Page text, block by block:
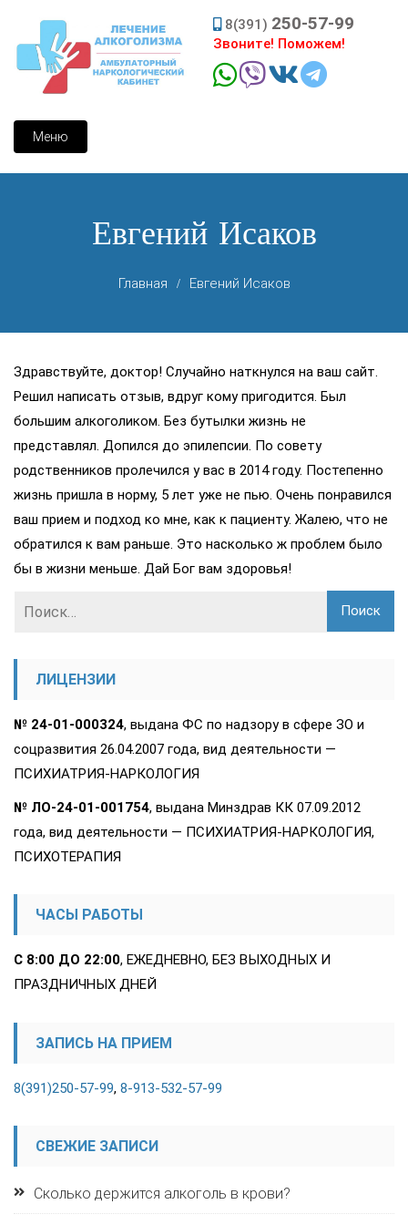
content
Меню
8(391) 250-57-99
Звоните! Поможем!
Евгений Исаков
Главная Евгений Исаков
Здравствуйте, доктор! Случайно наткнулся на ваш сайт.
Решил написать отзыв, вдруг кому пригодится. Был
большим алкоголиком. Без бутылки жизнь не
представлял. Допился до эпилепсии. По совету
родственников пролечился у вас в 2014 году. Постепенно
жизнь пришла в норму, 5 лет уже не пью. Очень понравился
ваш прием и подход ко мне, как к пациенту. Жалею, что не
обратился к вам раньше. Это насколько ж проблем было
бы в жизни меньше. Дай Бог вам здоровья!
ЛИЦЕНЗИИ
№ 24-01-000324, выдана ФС по надзору в сфере ЗО и
соцразвития 26.04.2007 года, вид деятельности —
ПСИХИАТРИЯ-НАРКОЛОГИЯ
№ ЛО-24-01-001754, выдана Минздрав КК 07.09.2012
года, вид деятельности — ПСИХИАТРИЯ-НАРКОЛОГИЯ,
ПСИХОТЕРАПИЯ
ЧАСЫ РАБОТЫ
С 8:00 ДО 22:00, ЕЖЕДНЕВНО, БЕЗ ВЫХОДНЫХ И
ПРАЗДНИЧНЫХ ДНЕЙ
ЗАПИСЬ НА ПРИЕМ
8(391)250-57-99, 8-913-532-57-99
СВЕЖИЕ ЗАПИСИ
Сколько держится алкоголь в крови?